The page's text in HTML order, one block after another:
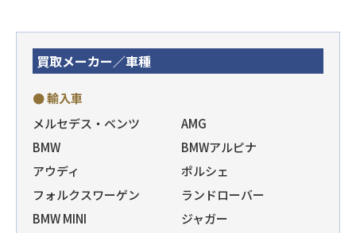
買取メーカー／車種
● 輸入車
メルセデス・ベンツ
AMG
BMW
BMWアルピナ
アウディ
ポルシェ
フォルクスワーゲン
ランドローバー
BMW MINI
ジャガー